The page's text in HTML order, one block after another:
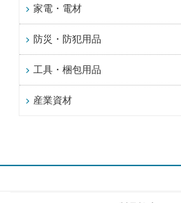
家電・電材
防災・防犯用品
工具・梱包用品
産業資材